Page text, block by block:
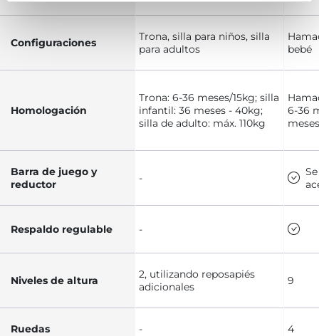
Configuraciones
Trona, silla para niños, silla
para adultos
bebé
Homologación
Trona: 6-36 meses/15kg; silla
infantil: 36 meses - 40kg;
silla de adulto: máx. 110kg
6-36
Barra de juego y
reductor
-
Respaldo regulable -
Niveles de altura
2, utilizando reposapiés
adicionales
9
Ruedas - 4